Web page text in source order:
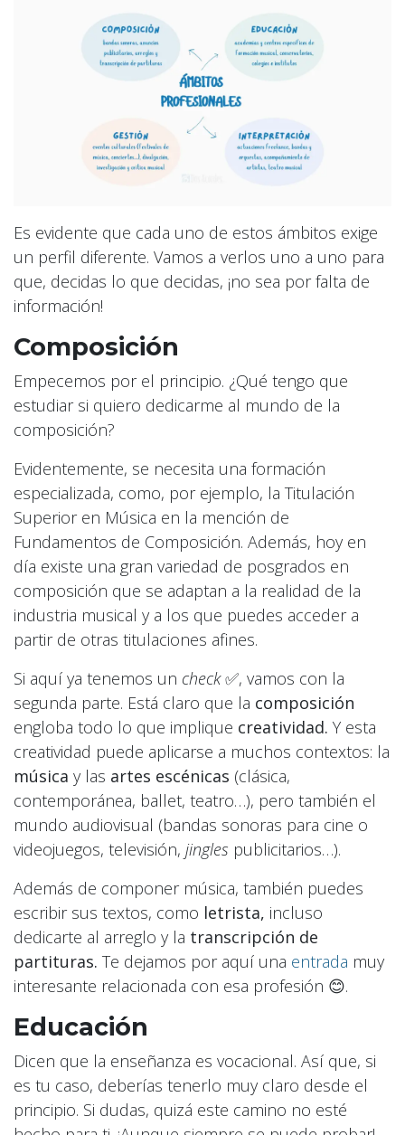
Es evidente que cada uno de estos ámbitos exige
un perfil diferente. Vamos a verlos uno a uno para
que, decidas lo que decidas, ¡no sea por falta de
información!
Composición
Empecemos por el principio. ¿Qué tengo que
estudiar si quiero dedicarme al mundo de la
composición?
Evidentemente, se necesita una formación
especializada, como, por ejemplo, la Titulación
Superior en Música en la mención de
Fundamentos de Composición. Además, hoy en
día existe una gran variedad de posgrados en
composición que se adaptan a la realidad de la
industria musical y a los que puedes acceder a
partir de otras titulaciones afines.
Si aquí ya tenemos un check✅, vamos con la
segunda parte. Está claro que la composición
engloba todo lo que implique creatividad. Y esta
creatividad puede aplicarse a muchos contextos: la
música y las artes escénicas (clásica,
contemporánea, ballet, teatro…), pero también el
mundo audiovisual (bandas sonoras para cine o
videojuegos, televisión, jingles publicitarios…).
Además de componer música, también puedes
escribir sus textos, como letrista, incluso
dedicarte al arreglo y la transcripción de
partituras. Te dejamos por aquí una entrada muy
interesante relacionada con esa profesión 😊.
Educación
Dicen que la enseñanza es vocacional. Así que, si
es tu caso, deberías tenerlo muy claro desde el
principio. Si dudas, quizá este camino no esté